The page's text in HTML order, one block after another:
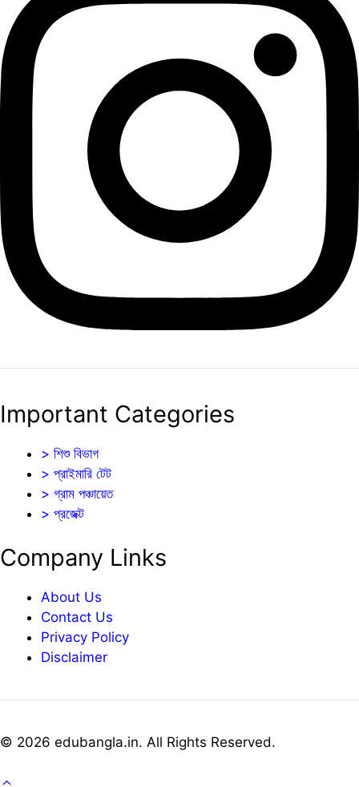
Important Categories
> শিশু বিভাগ
> প্রাইমারি টেট
> গ্রাম পঞ্চায়েত
> প্রজেক্ট
Company Links
About Us
Contact Us
Privacy Policy
Disclaimer
© 2026 edubangla.in. All Rights Reserved.